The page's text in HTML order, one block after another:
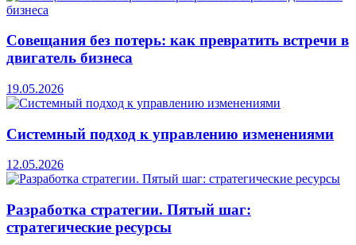
Совещания без потерь: как превратить встречи в
двигатель бизнеса
19.05.2026
Системный подход к управлению изменениями
12.05.2026
Разработка стратегии. Пятый шаг:
стратегические ресурсы